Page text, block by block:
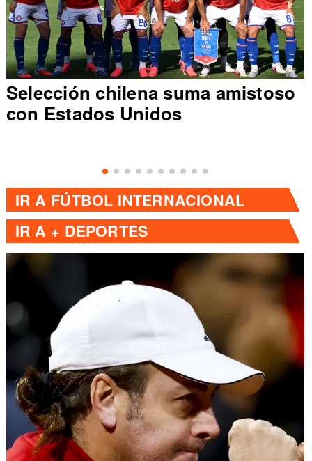
Selección chilena suma amistoso
con Estados Unidos
IR A FÚTBOL INTERNACIONAL
IR A + DEPORTES